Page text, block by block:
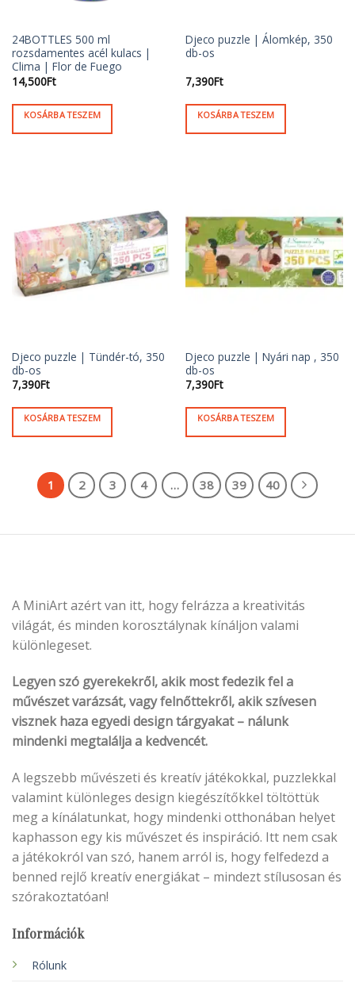
24BOTTLES 500 ml
rozsdamentes acél kulacs |
Clima | Flor de Fuego
14,500Ft
KOSÁRBA TESZEM
Djeco puzzle | Álomkép, 350
db-os
7,390Ft
KOSÁRBA TESZEM
Djeco puzzle | Tündér-tó, 350
db-os
7,390Ft
KOSÁRBA TESZEM
Djeco puzzle | Nyári nap , 350
db-os
7,390Ft
KOSÁRBA TESZEM
1 2 3 4 … 38 39 40
A MiniArt azért van itt, hogy felrázza a kreativitás
világát, és minden korosztálynak kínáljon valami
különlegeset.
Legyen szó gyerekekről, akik most fedezik fel a
művészet varázsát, vagy felnőttekről, akik szívesen
visznek haza egyedi design tárgyakat – nálunk
mindenki megtalálja a kedvencét.
A legszebb művészeti és kreatív játékokkal, puzzlekkal
valamint különleges design kiegészítőkkel töltöttük
meg a kínálatunkat, hogy mindenki otthonában helyet
kaphasson egy kis művészet és inspiráció. Itt nem csak
a játékokról van szó, hanem arról is, hogy felfedezd a
benned rejlő kreatív energiákat – mindezt stílusosan és
szórakoztatóan!
Információk
Rólunk